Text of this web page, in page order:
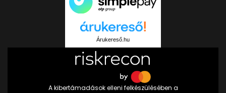
Árukereső.hu
A kibertámadások elleni felkészülésében a